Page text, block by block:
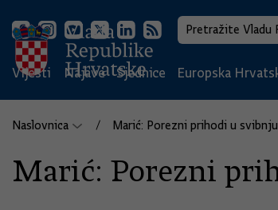
Vijesti Najave Sjednice Europska
Naslovnica Marić: Porezni prihodi u
Marić: Porezni